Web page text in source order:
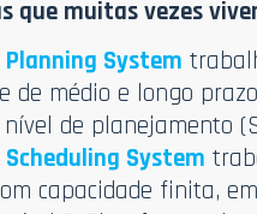
que muitas vezes
System
de médio e longo
de planejamento
System
capacidade finita,